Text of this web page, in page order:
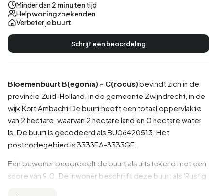
Bloemenbuurt B(egonia) - C(rocus) bevindt zich in de
provincie Zuid-Holland , in de gemeente Zwijndrecht , in de
wijkKort Ambacht De buurt heeft een totaal oppervlakte
van 2 hectare, waarvan 2 hectare land en 0 hectare water
is. De buurt is gecodeerd als BU06420513. Het
postcodegebied is 3333EA-3333GE.
Eén bewoner beoordeelt de buurt als uitstekend met een
score van 9.0. De inwoner beschrijft deze buurt als 'Rustig
Minder dan 2 minutentijd
Helpwoningzoekenden
Verbeter jebuurt
Schrijf een beoordeling